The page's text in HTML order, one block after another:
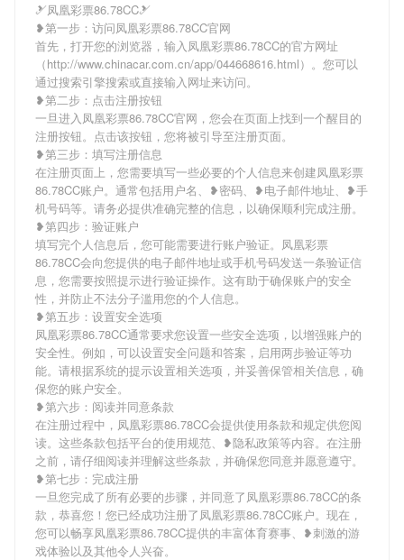
🎿凤凰彩票86.78CC🎿
❥第一步：访问凤凰彩票86.78CC官网
首先，打开您的浏览器，输入凤凰彩票86.78CC的官方网址
（http://www.chinacar.com.cn/app/044668616.html）。您可以
通过搜索引擎搜索或直接输入网址来访问。
❥第二步：点击注册按钮
一旦进入凤凰彩票86.78CC官网，您会在页面上找到一个醒目的
注册按钮。点击该按钮，您将被引导至注册页面。
❥第三步：填写注册信息
在注册页面上，您需要填写一些必要的个人信息来创建凤凰彩票
86.78CC账户。通常包括用户名、❥密码、❥电子邮件地址、❥手
机号码等。请务必提供准确完整的信息，以确保顺利完成注册。
❥第四步：验证账户
填写完个人信息后，您可能需要进行账户验证。凤凰彩票
86.78CC会向您提供的电子邮件地址或手机号码发送一条验证信
息，您需要按照提示进行验证操作。这有助于确保账户的安全
性，并防止不法分子滥用您的个人信息。
❥第五步：设置安全选项
凤凰彩票86.78CC通常要求您设置一些安全选项，以增强账户的
安全性。例如，可以设置安全问题和答案，启用两步验证等功
能。请根据系统的提示设置相关选项，并妥善保管相关信息，确
保您的账户安全。
❥第六步：阅读并同意条款
在注册过程中，凤凰彩票86.78CC会提供使用条款和规定供您阅
读。这些条款包括平台的使用规范、❥隐私政策等内容。在注册
之前，请仔细阅读并理解这些条款，并确保您同意并愿意遵守。
❥第七步：完成注册
一旦您完成了所有必要的步骤，并同意了凤凰彩票86.78CC的条
款，恭喜您！您已经成功注册了凤凰彩票86.78CC账户。现在，
您可以畅享凤凰彩票86.78CC提供的丰富体育赛事、❥刺激的游
戏体验以及其他令人兴奋。